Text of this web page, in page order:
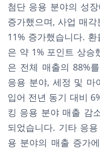
첨단 응용 분야의 성
증가했으며, 사업 매
11% 증가했습니다.
은 약 1% 포인트 상승
은 전체 매출의 88%
응용 분야, 세정 및 마
입어 전년 동기 대비
킹 응용 분야 매출 감
되었습니다. 기타 응
용 분야의 매출 증가